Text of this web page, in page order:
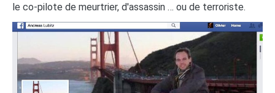
le co-pilote de meurtrier, d'assassin … ou de terroriste.